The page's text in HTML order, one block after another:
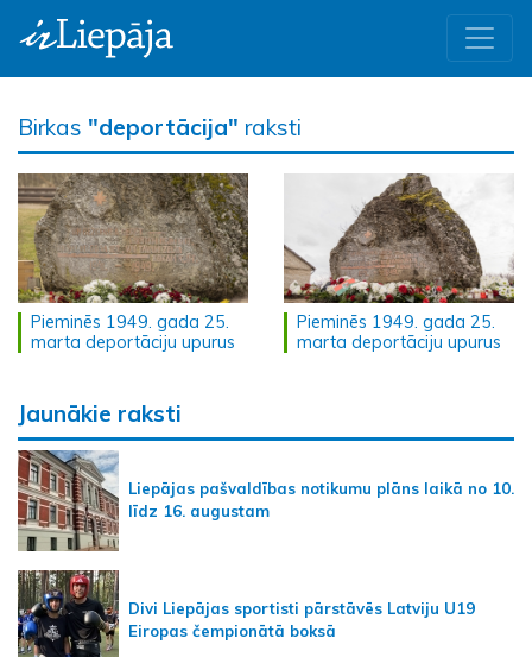
Birkas "deportācija" raksti
Pieminēs 1949. gada 25.
marta deportāciju upurus
Pieminēs 1949. gada 25.
marta deportāciju upurus
Jaunākie raksti
Liepājas pašvaldības notikumu plāns laikā no 10.
līdz 16. augustam
Divi Liepājas sportisti pārstāvēs Latviju U19
Eiropas čempionātā boksā